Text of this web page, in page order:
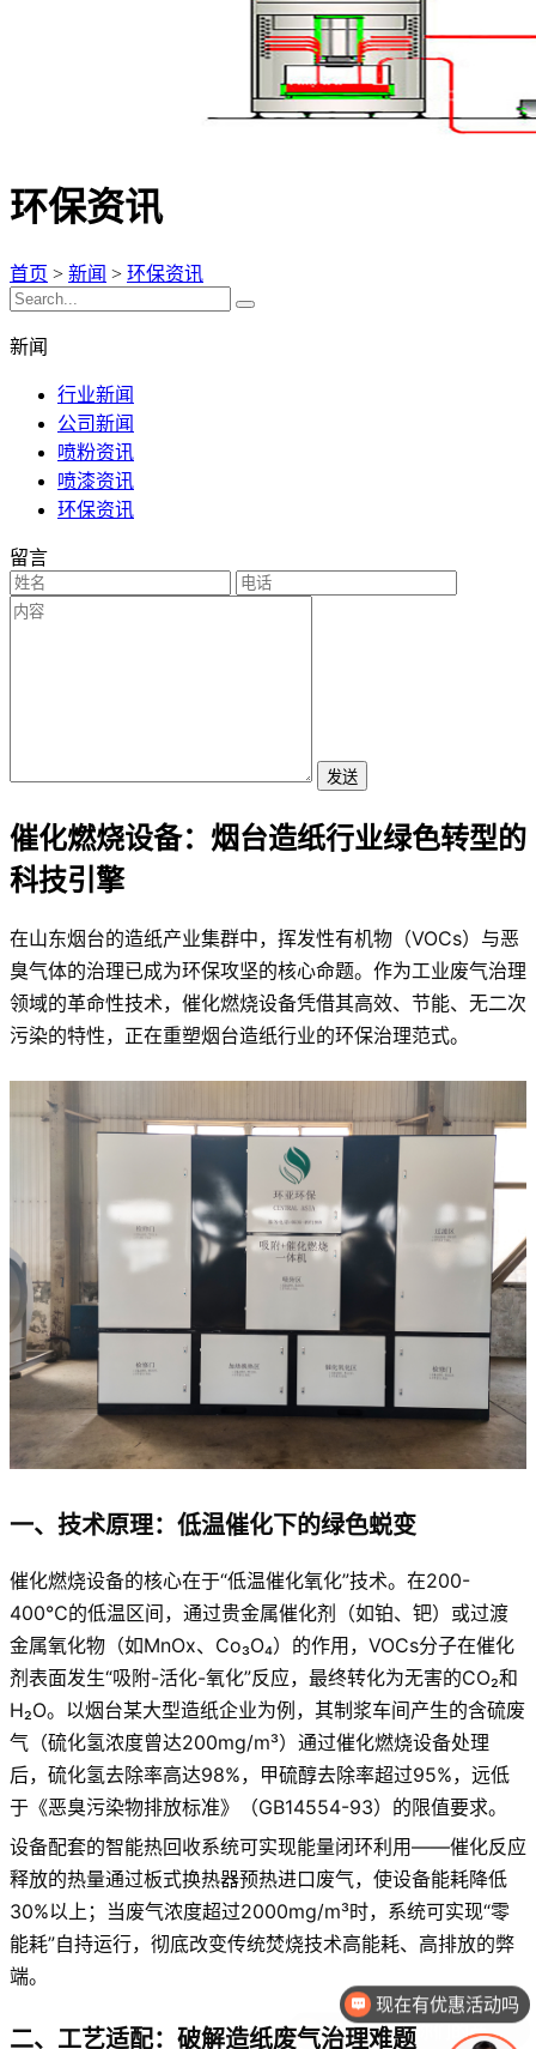
环保资讯
首页 > 新闻 > 环保资讯
新闻
行业新闻
公司新闻
喷粉资讯
喷漆资讯
环保资讯
留言
发送
催化燃烧设备：烟台造纸行业绿色转型的
科技引擎
在山东烟台的造纸产业集群中，挥发性有机物（VOCs）与恶
臭气体的治理已成为环保攻坚的核心命题。作为工业废气治理
领域的革命性技术，催化燃烧设备凭借其高效、节能、无二次
污染的特性，正在重塑烟台造纸行业的环保治理范式。
一、技术原理：低温催化下的绿色蜕变
催化燃烧设备的核心在于“低温催化氧化”技术。在200-
400℃的低温区间，通过贵金属催化剂（如铂、钯）或过渡
金属氧化物（如MnOx、Co₃O₄）的作用，VOCs分子在催化
剂表面发生“吸附-活化-氧化”反应，最终转化为无害的CO₂和
H₂O。以烟台某大型造纸企业为例，其制浆车间产生的含硫废
气（硫化氢浓度曾达200mg/m³）通过催化燃烧设备处理
后，硫化氢去除率高达98%，甲硫醇去除率超过95%，远低
于《恶臭污染物排放标准》（GB14554-93）的限值要求。
设备配套的智能热回收系统可实现能量闭环利用——催化反应
释放的热量通过板式换热器预热进口废气，使设备能耗降低
30%以上；当废气浓度超过2000mg/m³时，系统可实现“零
能耗”自持运行，彻底改变传统焚烧技术高能耗、高排放的弊
端。
二、工艺适配：破解造纸废气治理难题
可以介绍下你们的产品么